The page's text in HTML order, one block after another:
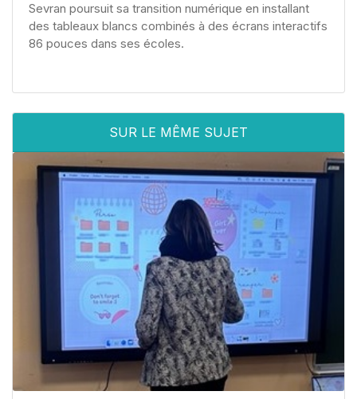
Sevran poursuit sa transition numérique en installant
des tableaux blancs combinés à des écrans interactifs
86 pouces dans ses écoles.
SUR LE MÊME SUJET